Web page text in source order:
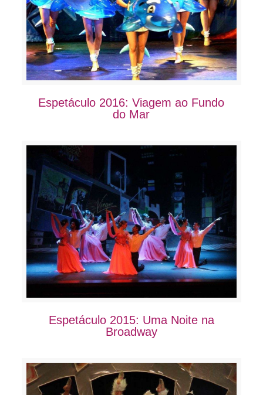
Espetáculo 2016: Viagem ao Fundo
do Mar
Espetáculo 2015: Uma Noite na
Broadway